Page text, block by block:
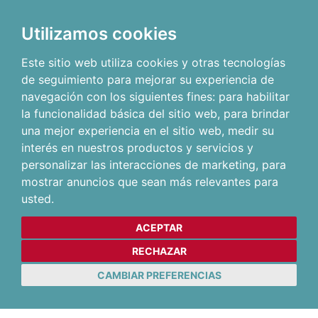
Utilizamos cookies
Este sitio web utiliza cookies y otras tecnologías
de seguimiento para mejorar su experiencia de
navegación con los siguientes fines: para habilitar
la funcionalidad básica del sitio web, para brindar
una mejor experiencia en el sitio web, medir su
interés en nuestros productos y servicios y
personalizar las interacciones de marketing, para
mostrar anuncios que sean más relevantes para
usted.
ACEPTAR
RECHAZAR
CAMBIAR PREFERENCIAS